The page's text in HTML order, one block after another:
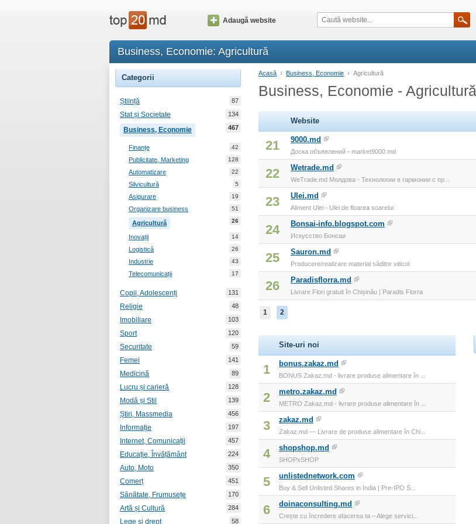
Adaugă website
Business, Economie: Agricultură
Categorii
Știință 87
Stat și Societate 134
Business, Economie 467
Finanțe 42
Publicitate, Marketing 128
Automatizare 22
Silvicultură 5
Asigurare 19
Organizare business 51
Agricultură 26
Inovații 14
Logistică 26
Industrie 43
Telecomunicații 17
Copii, Adolescenți 131
Religie 48
Imobiliare 103
Sport 120
Securitate 59
Femei 141
Medicină 89
Lucru și carieră 128
Modă și Stil 139
Știri, Massmedia 456
Informație 197
Internet, Comunicații 457
Educație, Învățământ 224
Auto, Moto 350
Comerț 451
Sănătate, Frumusețe 170
Artă și Cultură 284
Lege și drept 58
Acasă › Business, Economie › Agricultură
Business, Economie - Agricultură
Website
21 9000.md
Доска объявлений - market9000.md
22 Wetrade.md
WeTrade.md Молдова - Технологии в гармонии с пр...
23 Ulei.md
Aliment Ulei - Ulei de floarea soarelui
24 Bonsai-info.blogspot.com
Искусство Бонсаи
25 Sauron.md
Producere/realizare material săditor viticol
26 Paradisflorra.md
Livrare Flori gratuit în Chișinău | Paradis Florra
1 2
Site-uri noi
1 bonus.zakaz.md
BONUS Zakaz.md - livrare produse alimentare în ...
2 metro.zakaz.md
METRO Zakaz.md - livrare produse alimentare în ...
3 zakaz.md
Zakaz.md — Livrare de produse alimentare în Chi...
4 shopshop.md
SHOPxSHOP
5 unlistednetwork.com
Buy & Sell Unlisted Shares in India | Pre-IPO S...
6 doinaconsulting.md
Crește cu încredere afacerea ta – Alege servici...